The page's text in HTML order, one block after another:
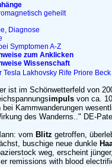
geheilt
Diagnose
Symptomen A-Z
zum Anklicken
Wissenschaft
Tesla Lakhovsky Rife Priore Beck
ist im Schönwetterfeld von
impuls von ca.
bei Kammwanderungen
des Wanderns.." DE-
vom Blitz getroffen,
buschige neue dunkle
weg, erscheint
remissions with blood